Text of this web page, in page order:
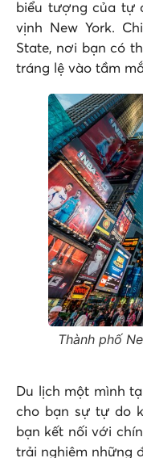
biểu tượng của tự
vịnh New York.
State, nơi bạn có
tráng lệ vào tầm
Thành phố
Du lịch một mình
cho bạn sự tự do
bạn kết nối với
trải nghiệm những